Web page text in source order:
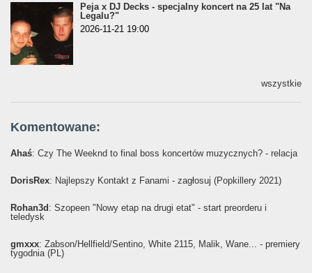
Peja x DJ Decks - specjalny koncert na 25 lat "Na
Legalu?"
2026-11-21 19:00
wszystkie
Komentowane:
Ahaś: Czy The Weeknd to final boss koncertów muzycznych? - relacja
DorisRex: Najlepszy Kontakt z Fanami - zagłosuj (Popkillery 2021)
Rohan3d: Szopeen "Nowy etap na drugi etat" - start preorderu i
teledysk
gmxxx: Żabson/Hellfield/Sentino, White 2115, Malik, Wane... - premiery
tygodnia (PL)